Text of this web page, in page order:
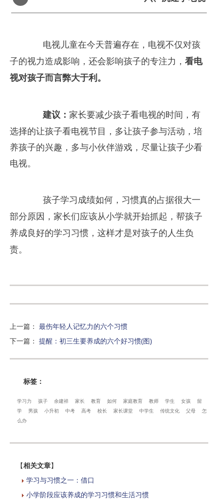
电视儿童在今天普遍存在，电视不仅对孩
子的视力造成影响，还会影响孩子的专注力， 看电
视对孩子而言弊大于利。
建议： 家长要减少孩子看电视的时间，有
选择的让孩子看电视节目，多让孩子参与活动，培
养孩子的兴趣，多与小伙伴游戏，尽量让孩子少看
电视。
孩子学习成绩如何，习惯真的占据很大一
部分原因，家长们应该从小学就开始抓起，帮孩子
养成良好的学习习惯，这样才是对孩子的人生负
责。
上一篇 ： 最伤年轻人记忆力的六个习惯
下一篇 ： 提醒：初三生要养成的六个好习惯(图)
标签：
学习力 孩子 余建祥 家长 教育 如何 家庭教育 教师 学生 女孩
留
学
男孩 小升初 中考 高考 校长 家长课堂 中学生 传统文化 父母
怎
么办
【相关文章】
学习与习惯之一：借口
小学阶段应该养成的学习习惯和生活习惯